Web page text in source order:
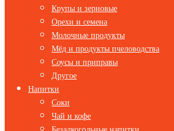
Крупы и зерновые
Орехи и семена
Молочные продукты
Мёд и продукты пчеловодства
Соусы и приправы
Другое
Напитки
Соки
Чай и кофе